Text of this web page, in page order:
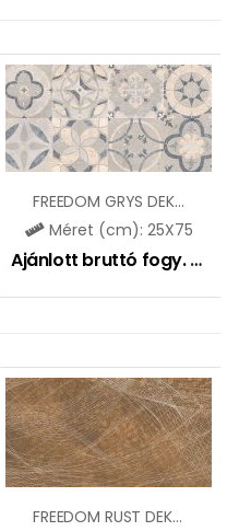
9990Ft
FREEDOM GRYS DEKOR MAT
Méret (cm): 25X75
Ajánlott bruttó fogy. ár:
FREEDOM RUST DEKOR MAT